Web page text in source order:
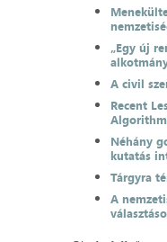
„Egy új
A civil
Recent
Néhány
kutatás
Tárgyra
A